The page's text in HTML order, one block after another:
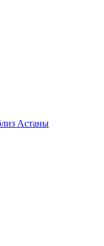
Астаны